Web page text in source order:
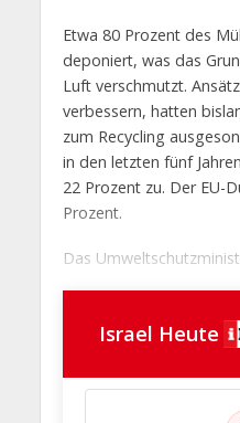
Etwa 80 Prozent des
deponiert, was das
Luft verschmutzt.
verbessern, hatten
zum Recycling
in den letzten fünf
22 Prozent zu. Der EU-
Prozent.
Das
Israel Heute